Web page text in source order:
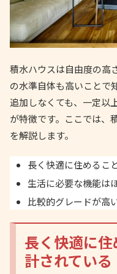
積水ハウスは自由度の高
の水準自体も高いことで
追加しなくても、一定以
が特徴です。ここでは、
を解説します。
長く快適に住めるこ
生活に必要な機能は
比較的グレードが高
長く快適に
計されている